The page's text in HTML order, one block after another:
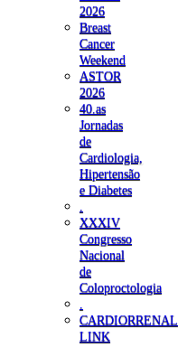
2026
Breast
Cancer
Weekend
ASTOR
2026
40.as
Jornadas
de
Cardiologia,
Hipertensão
e Diabetes
XXXIV
Congresso
Nacional
de
Coloproctologia
CARDIORRENAL
LINK